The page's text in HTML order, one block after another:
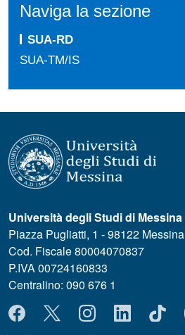
Naviga la sezione
SUA-RD
SUA-TM/IS
Università degli Studi di Messina
Piazza Pugliatti, 1 - 98122 Messina
Cod. Fiscale 80004070837
P.IVA 00724160833
Centralino: 090 676 1
MENÙ SOCIAL